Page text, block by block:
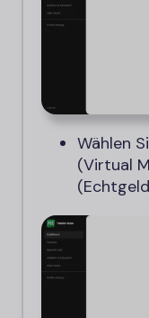
Wählen
(Virtual